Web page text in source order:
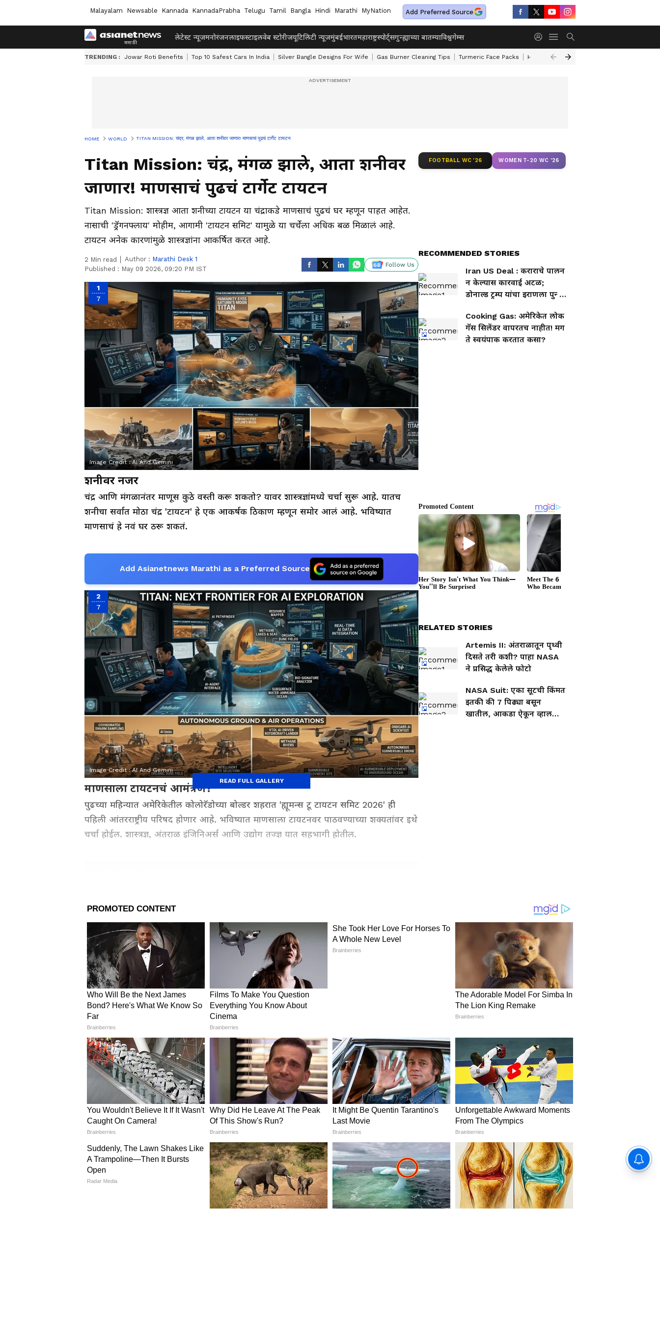
Malayalam Newsable Kannada KannadaPrabha Telugu Tamil Bangla Hindi Marathi MyNation Add Preferred Source
लेटेस्ट न्यूजमनोरंजनलाइफस्टाइलवेब स्टोरीजयूटिलिटी न्यूजमुंबईभारतमहाराष्ट्रस्पोर्ट्सगुन्ह्याच्या बातम्याविश्वगेम्स
TRENDING : Jowar Roti Benefits Top 10 Safest Cars In India Silver Bangle Designs For Wife Gas Burner Cleaning Tips Turmeric Face Packs Home Cleaning Tips
HOME WORLD TITAN MISSION: चंद्र, मंगळ झाले, आता शनीवर जाणार! माणसाचं पुढचं टार्गेट टायटन
Titan Mission: चंद्र, मंगळ झाले, आता शनीवर
जाणार! माणसाचं पुढचं टार्गेट टायटन
Titan Mission: शास्त्रज्ञ आता शनीच्या टायटन या चंद्राकडे माणसाचं पुढचं घर म्हणून पाहत आहेत.
नासाची 'ड्रॅगनफ्लाय' मोहीम, आगामी 'टायटन समिट' यामुळे या चर्चेला अधिक बळ मिळालं आहे.
टायटन अनेक कारणांमुळे शास्त्रज्ञांना आकर्षित करत आहे.
2 Min read Author : Marathi Desk 1
Published : May 09 2026, 09:20 PM IST
Follow Us
1
7
Image Credit :AI And Gemini
शनीवर नजर
चंद्र आणि मंगळानंतर माणूस कुठे वस्ती करू शकतो? यावर शास्त्रज्ञांमध्ये चर्चा सुरू आहे. यातच
शनीचा सर्वात मोठा चंद्र 'टायटन' हे एक आकर्षक ठिकाण म्हणून समोर आलं आहे. भविष्यात
माणसाचं हे नवं घर ठरू शकतं.
Add Asianetnews Marathi as a Preferred Source
2
7
Image Credit :AI And Gemini
माणसाला टायटनचं आमंत्रण?
पुढच्या महिन्यात अमेरिकेतील कोलोरॅडोच्या बोल्डर शहरात 'ह्यूमन्स टू टायटन समिट 2026' ही
पहिली आंतरराष्ट्रीय परिषद होणार आहे. भविष्यात माणसाला टायटनवर पाठवण्याच्या शक्यतांवर इथे
चर्चा होईल. शास्त्रज्ञ, अंतराळ इंजिनिअर्स आणि उद्योग तज्ज्ञ यात सहभागी होतील.
तरी कशी? पाहा NASA ने प्रसिद्ध
केलेले फोटो
ऐकून व्हाल थक्क!
3
7
READ FULL GALLERY
FOOTBALL WC '26 WOMEN T-20 WC '26
RECOMMENDED STORIES
Iran US Deal : कराराचे पालन
न केल्यास कारवाई अटळ;
डोनाल्ड ट्रम्प यांचा इराणला पुन्हा
Cooking Gas: अमेरिकेत लोक
गॅस सिलेंडर वापरतच नाहीत! मग
ते स्वयंपाक करतात कसा?
RELATED STORIES
Artemis II: अंतराळातून पृथ्वी
दिसते तरी कशी? पाहा NASA
ने प्रसिद्ध केलेले फोटो
NASA Suit: एका सूटची किंमत
इतकी की 7 पिढ्या बसून
खातील, आकडा ऐकून व्हाल